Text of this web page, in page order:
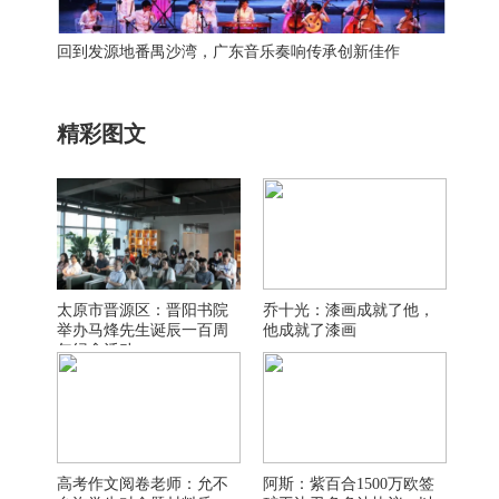
回到发源地番禺沙湾，广东音乐奏响传承创新佳作
精彩图文
太原市晋源区：晋阳书院
举办马烽先生诞辰一百周
年纪念活动
乔十光：漆画成就了他，
他成就了漆画
高考作文阅卷老师：允不
阿斯：紫百合1500万欧签